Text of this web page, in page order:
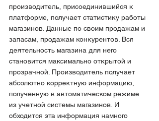
производитель, присоединившийся к
платформе, получает статистику работы
магазинов. Данные по своим продажам и
запасам, продажам конкурентов. Вся
деятельность магазина для него
становится максимально открытой и
прозрачной. Производитель получает
абсолютно корректную информацию,
полученную в автоматическом режиме
из учетной системы магазинов. И
обходится эта информация намного